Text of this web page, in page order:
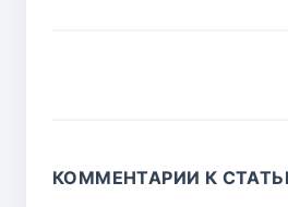
КОММЕНТАРИИ К